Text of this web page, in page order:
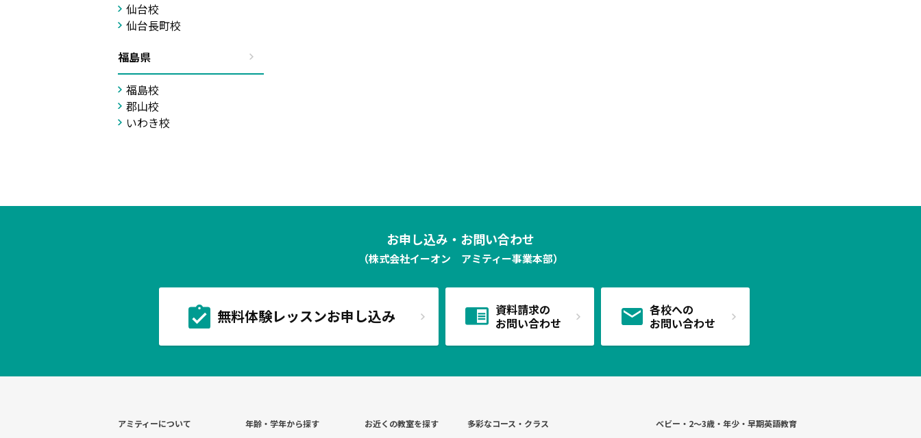
仙台校
仙台長町校
福島県
福島校
郡山校
いわき校
お申し込み・お問い合わせ
（株式会社イーオン アミティー事業本部）
無料体験レッスンお申し込み
資料請求の
お問い合わせ
各校への
お問い合わせ
アミティーについて
年齢・学年から探す
お近くの教室を探す
多彩なコース・クラス
ベビー・2〜3歳・年少・早期英語教育